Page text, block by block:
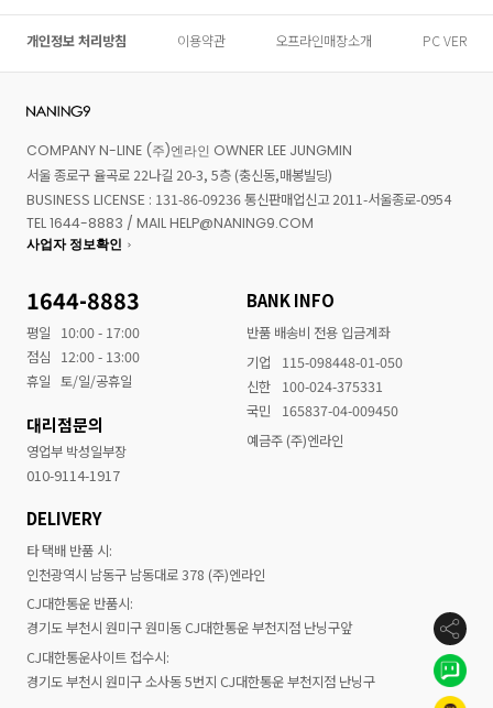
개인정보 처리방침 이용약관 오프라인매장소개 PC VER
COMPANY N-LINE (주)엔라인 OWNER LEE JUNGMIN
서울 종로구 율곡로 22나길 20-3, 5층 (충신동,매봉빌딩)
BUSINESS LICENSE : 131-86-09236 통신판매업신고 2011-서울종로-0954
TEL 1644-8883 / MAIL HELP@NANING9.COM
사업자 정보확인
1644-8883
평일
10:00 - 17:00
점심
12:00 - 13:00
휴일 토/일/공휴일
대리점문의
영업부 박성일부장
010-9114-1917
BANK INFO
반품 배송비 전용 입금계좌
기업
115-098448-01-050
신한
100-024-375331
국민
165837-04-009450
예금주 (주)엔라인
DELIVERY
타 택배 반품 시:
인천광역시 남동구 남동대로 378 (주)엔라인
CJ대한통운 반품시:
경기도 부천시 원미구 원미동 CJ대한통운 부천지점 난닝구앞
CJ대한통운사이트 접수시:
경기도 부천시 원미구 소사동 5번지 CJ대한통운 부천지점 난닝구